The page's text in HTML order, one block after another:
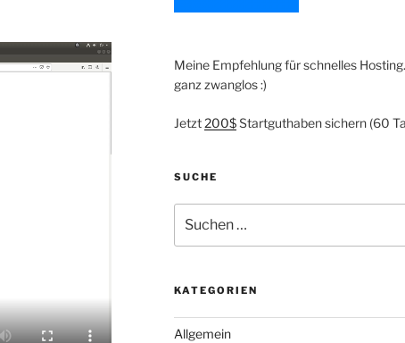
Meine Empfehlung für schnelles
ganz zwanglos :)
Jetzt200$Startguthaben sichern (60
SUCHE
nach:
KATEGORIEN
Allgemein